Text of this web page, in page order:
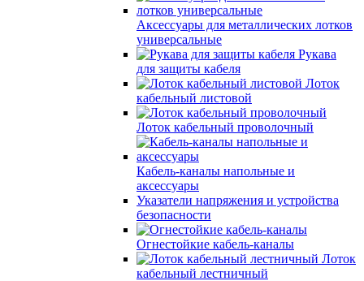
Аксессуары для металлических лотков
универсальные
Рукава
для защиты кабеля
Лоток
кабельный листовой
Лоток кабельный проволочный
Кабель-каналы напольные и
аксессуары
Указатели напряжения и устройства
безопасности
Огнестойкие кабель-каналы
Лоток
кабельный лестничный